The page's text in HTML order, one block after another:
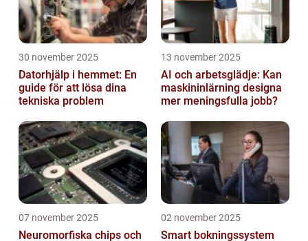
30 november 2025
Datorhjälp i hemmet: En
guide för att lösa dina
tekniska problem
13 november 2025
AI och arbetsglädje: Kan
maskininlärning designa
mer meningsfulla jobb?
07 november 2025
Neuromorfiska chips och
02 november 2025
Smart bokningssystem